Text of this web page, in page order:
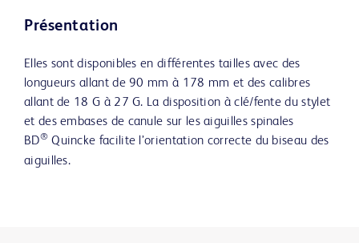
Présentation
Elles sont disponibles en différentes tailles avec des
longueurs allant de 90 mm à 178 mm et des calibres
allant de 18 G à 27 G. La disposition à clé/fente du stylet
et des embases de canule sur les aiguilles spinales
BD®Quincke facilite l’orientation correcte du biseau des
aiguilles.